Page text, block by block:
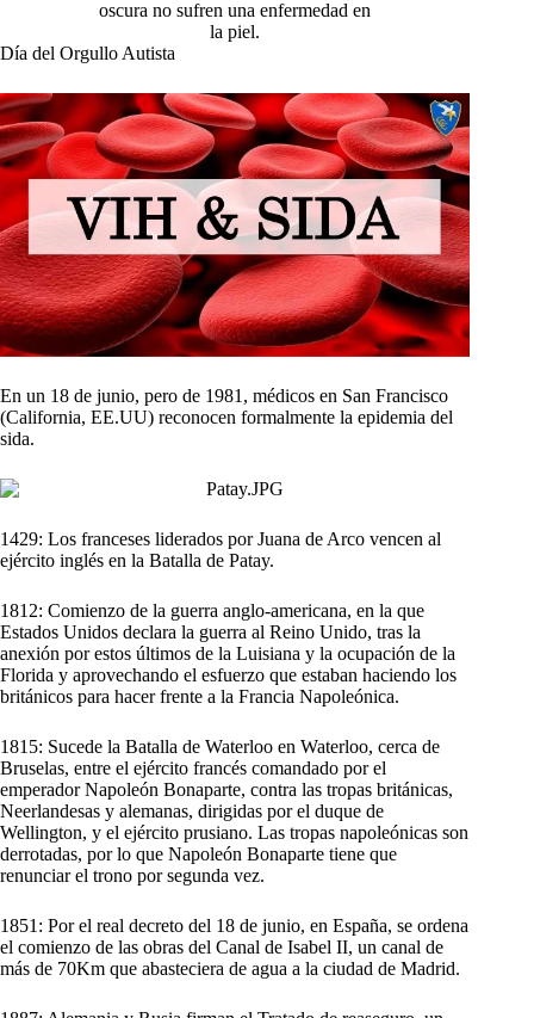
Día del Orgullo Autista
En un 18 de junio, pero de 1981, médicos en San Francisco
(California, EE.UU) reconocen formalmente la epidemia del
sida.
1429: Los franceses liderados por Juana de Arco vencen al
ejército inglés en la Batalla de Patay.
1812: Comienzo de la guerra anglo-americana, en la que
Estados Unidos declara la guerra al Reino Unido, tras la
anexión por estos últimos de la Luisiana y la ocupación de la
Florida y aprovechando el esfuerzo que estaban haciendo los
británicos para hacer frente a la Francia Napoleónica.
1815: Sucede la Batalla de Waterloo en Waterloo, cerca de
Bruselas, entre el ejército francés comandado por el
emperador Napoleón Bonaparte, contra las tropas británicas,
Neerlandesas y alemanas, dirigidas por el duque de
Wellington, y el ejército prusiano. Las tropas napoleónicas son
derrotadas, por lo que Napoleón Bonaparte tiene que
renunciar el trono por segunda vez.
1851: Por el real decreto del 18 de junio, en España, se ordena
el comienzo de las obras del Canal de Isabel II, un canal de
más de 70Km que abasteciera de agua a la ciudad de Madrid.